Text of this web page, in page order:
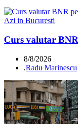
Azi in Bucuresti
Curs valutar
8/8/2026
.Radu Marinescu